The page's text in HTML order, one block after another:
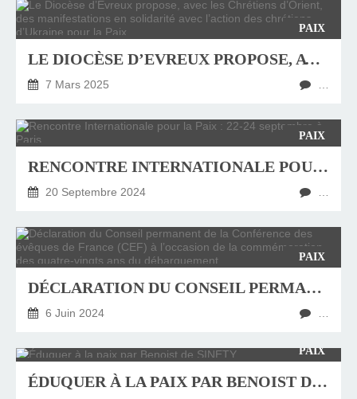
PAIX
LE DIOCÈSE D’EVREUX PROPOSE, AVEC LES CHRÉTIENS D’ORIENT, DES MANIFESTATIONS EN SOLIDARITÉ AVEC L’ACTION DES CHRÉTIENS D’UKRAINE POUR LA PAIX
7 Mars 2025
PAIX
RENCONTRE INTERNATIONALE POUR LA PAIX : 22-24 SEPTEMBRE À PARIS
20 Septembre 2024
PAIX
DÉCLARATION DU CONSEIL PERMANENT DE LA CONFÉRENCE DES ÉVÊQUES DE FRANCE (CEF) À L’OCCASION DE LA COMMÉMORATION DES QUATRE-VINGTS ANS DU DÉBARQUEMENT
6 Juin 2024
PAIX
ÉDUQUER À LA PAIX PAR BENOIST DE SINETY